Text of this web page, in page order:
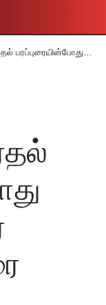
உரை கேட்கத் திரண்டிருந்தோர் (11.4.2024)